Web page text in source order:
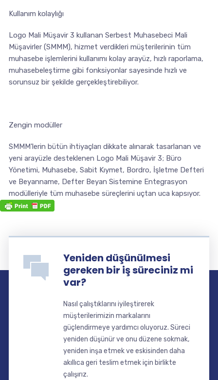
Kullanım kolaylığı
Logo Mali Müşavir 3 kullanan Serbest Muhasebeci Mali
Müşavirler (SMMM), hizmet verdikleri müşterilerinin tüm
muhasebe işlemlerini kullanımı kolay arayüz, hızlı raporlama,
muhasebeleştirme gibi fonksiyonlar sayesinde hızlı ve
sorunsuz bir şekilde gerçekleştirebiliyor.
Zengin modüller
SMMM’lerin bütün ihtiyaçları dikkate alınarak tasarlanan ve
yeni arayüzle desteklenen Logo Mali Müşavir 3; Büro
Yönetimi, Muhasebe, Sabit Kıymet, Bordro, İşletme Defteri
ve Beyanname, Defter Beyan Sistemine Entegrasyon
modülleriyle tüm muhasebe süreçlerini uçtan uca kapsıyor.
Yeniden düşünülmesi
gereken bir iş süreciniz mi
var?
Nasıl çalıştıklarını iyileştirerek
müşterilerimizin markalarını
güçlendirmeye yardımcı oluyoruz. Süreci
yeniden düşünür ve onu düzene sokmak,
yeniden inşa etmek ve eskisinden daha
akıllıca geri teslim etmek için birlikte
çalışırız.